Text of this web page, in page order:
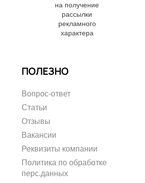
на получение
рассылки
рекламного
характера
ПОЛЕЗНО
Вопрос-ответ
Статьи
Отзывы
Вакансии
Реквизиты компании
Политика по обработке
перс.данных